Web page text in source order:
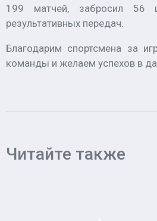
199 матчей, забросил
результативных передач.
Благодарим спортсмена за
команды и желаем успехов в
Читайте также